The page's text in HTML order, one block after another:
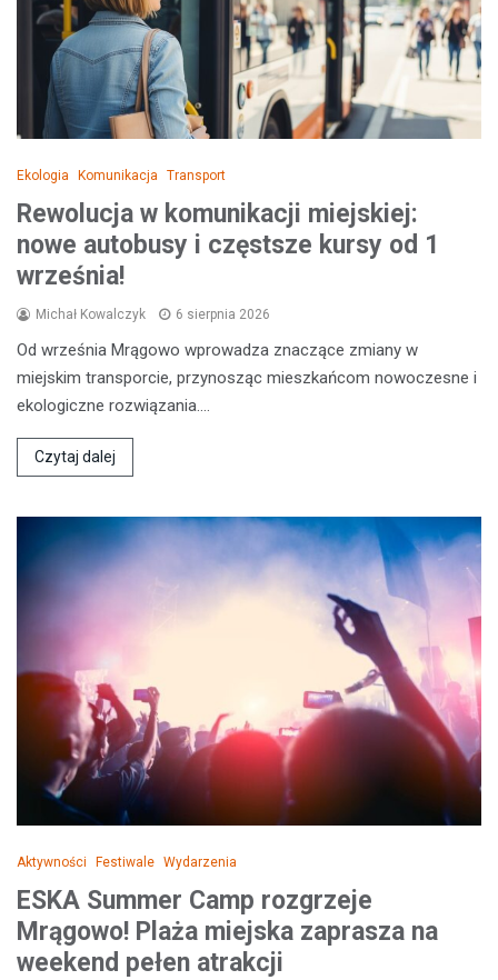
Ekologia Komunikacja Transport
Rewolucja w komunikacji miejskiej:
nowe autobusy i częstsze kursy od 1
września!
Michał Kowalczyk 6 sierpnia 2026
Od września Mrągowo wprowadza znaczące zmiany w
miejskim transporcie, przynosząc mieszkańcom nowoczesne i
ekologiczne rozwiązania.…
Czytaj dalej
Aktywności Festiwale Wydarzenia
ESKA Summer Camp rozgrzeje
Mrągowo! Plaża miejska zaprasza na
weekend pełen atrakcji